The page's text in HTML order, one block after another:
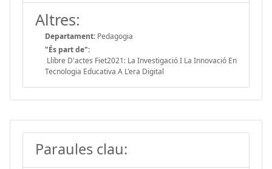
Altres:
Departament: Pedagogia
"És part de":
Llibre D'actes Fiet2021: La Investigació I La Innovació En
Tecnologia Educativa A L'era Digital
Paraules clau: